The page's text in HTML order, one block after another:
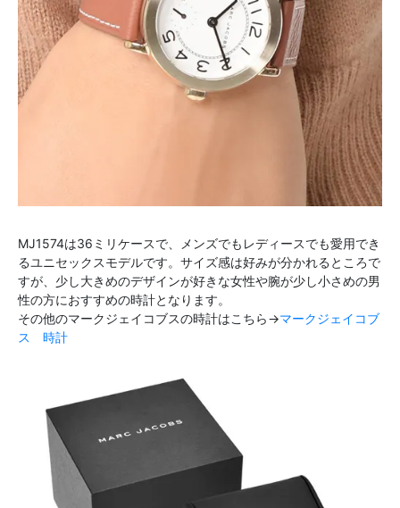
MJ1574は36ミリケースで、メンズでもレディースでも愛用でき
るユニセックスモデルです。サイズ感は好みが分かれるところで
すが、少し大きめのデザインが好きな女性や腕が少し小さめの男
性の方におすすめの時計となります。
その他のマークジェイコブスの時計はこちら→マークジェイコブ
ス 時計